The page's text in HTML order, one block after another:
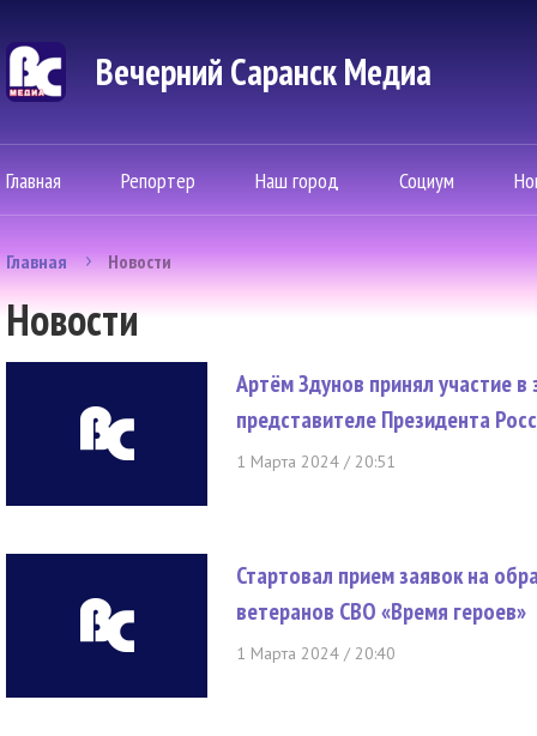
Вечерний Саранск Mедиа
Главная Репортер Наш город Социум
Главная Новости
Новости
Артём Здунов принял участие
представителе Президента
1 Марта 2024 / 20:51
Стартовал прием заявок на
ветеранов СВО «Время героев»
1 Марта 2024 / 20:40